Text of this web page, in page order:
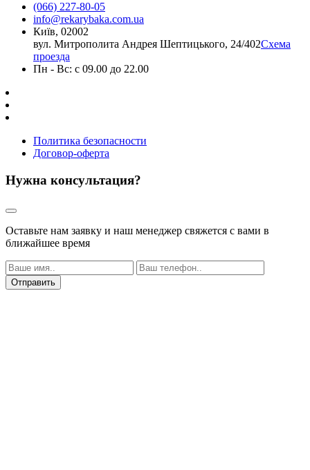
(066) 227-80-05
info@rekarybaka.com.ua
Київ, 02002
вул. Митрополита Андрея Шептицького, 24/402Схема
проезда
Пн - Вс: с 09.00 до 22.00
Политика безопасности
Договор-оферта
Нужна консультация?
Оставьте нам заявку и наш менеджер свяжется с вами в
ближайшее время